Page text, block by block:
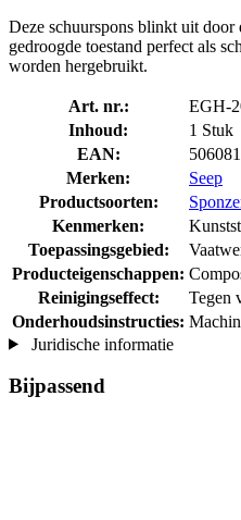
Deze schuurspons blinkt uit door
gedroogde toestand perfect als
worden hergebruikt.
Art. nr.:
EGH-
Inhoud:
1 Stuk
EAN:
Merken:
Seep
Productsoorten:
Kenmerken:
Toepassingsgebied:
Producteigenschappen:
Reinigingseffect:
Tegen
Onderhoudsinstructies:
Juridische informatie
Bijpassend